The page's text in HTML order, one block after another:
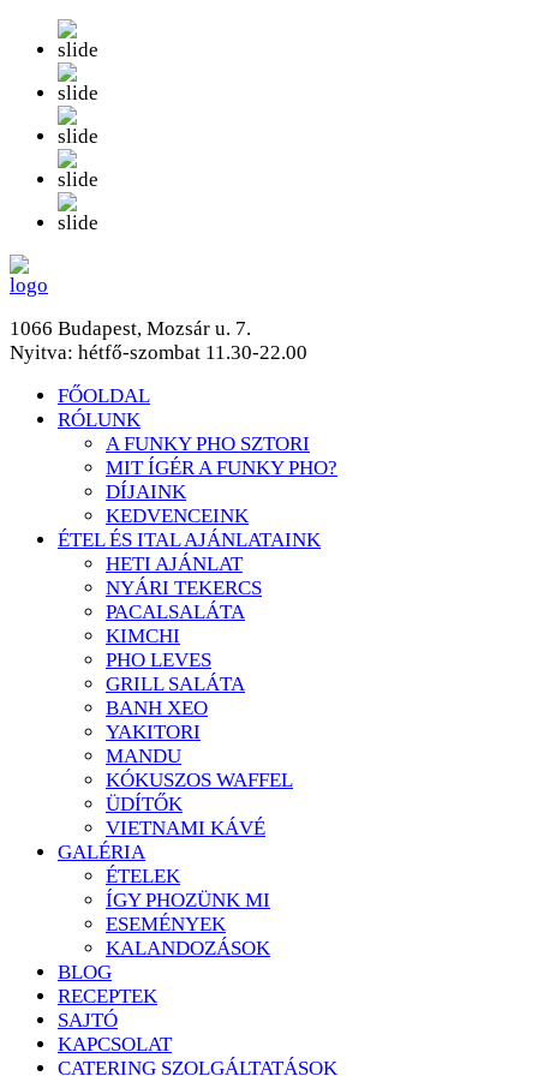
1066 Budapest, Mozsár u. 7.
Nyitva: hétfő-szombat 11.30-22.00
FŐOLDAL
RÓLUNK
A FUNKY PHO SZTORI
MIT ÍGÉR A FUNKY PHO?
DÍJAINK
KEDVENCEINK
ÉTEL ÉS ITAL AJÁNLATAINK
HETI AJÁNLAT
NYÁRI TEKERCS
PACALSALÁTA
KIMCHI
PHO LEVES
GRILL SALÁTA
BANH XEO
YAKITORI
MANDU
KÓKUSZOS WAFFEL
ÜDÍTŐK
VIETNAMI KÁVÉ
GALÉRIA
ÉTELEK
ÍGY PHOZÜNK MI
ESEMÉNYEK
KALANDOZÁSOK
BLOG
RECEPTEK
SAJTÓ
KAPCSOLAT
CATERING SZOLGÁLTATÁSOK